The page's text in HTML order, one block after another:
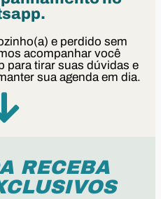
e perdido sem
acompanhar você
para tirar suas dúvidas e
sua agenda em dia.
RECEBA